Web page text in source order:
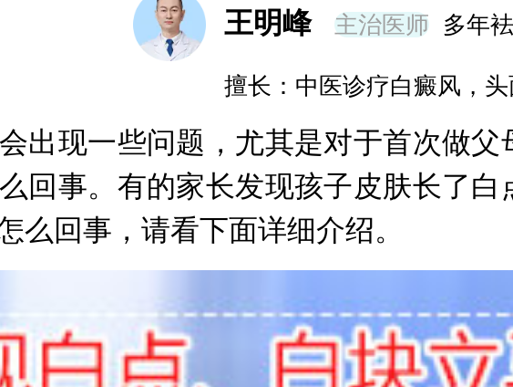
王明峰 主治医师 多年
擅长：中医诊疗白癜风，
现一些问题，尤其是对于首次做父
回事。有的家长发现孩子皮肤长了
么回事，请看下面详细介绍。